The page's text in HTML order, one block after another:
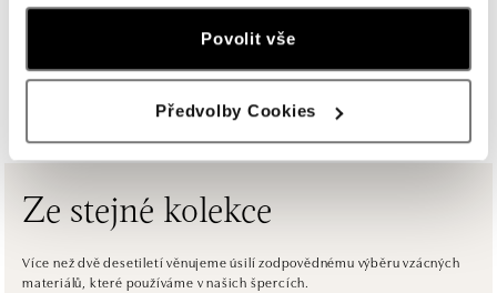
Povolit vše
Předvolby Cookies
tel.: +420730524389
dnes otevřeno do 21:00
Einsteinova 3541/18, 851 01 Bratislava
tel.: +421917090556
ALOve OC Eurovea, Bratislava
Pribinova 8, 811 09 Bratislava
tel.: +421917090467
Ze stejné kolekce
Více než dvě desetiletí věnujeme úsilí zodpovědnému výběru vzácných
materiálů, které používáme v našich špercích.